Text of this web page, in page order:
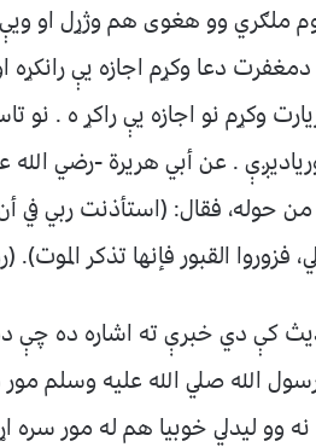
ملګري وو هغوی هم وژړل او
دمغفرت دعا وکړم اجازه یې
وکړم نو اجازه یې راکړ ه .
. عن أبي هريرة -رضي الله
حوله، فقال: (استأذنت ربي في
فزوروا القبور فإنها تذكر
کې دي خبرې ته اشاره ده چې
الله صلي الله علیه وسلم
وو لیدلي خوبیا هم له مور سره